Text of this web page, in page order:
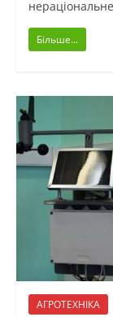
Більше...
АГРОТЕХНІКА